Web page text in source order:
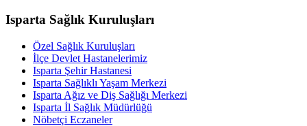
Isparta Sağlık Kuruluşları
Özel Sağlık Kuruluşları
İlçe Devlet Hastanelerimiz
Isparta Şehir Hastanesi
Isparta Sağlıklı Yaşam Merkezi
Isparta Ağız ve Diş Sağlığı Merkezi
Isparta İl Sağlık Müdürlüğü
Nöbetçi Eczaneler